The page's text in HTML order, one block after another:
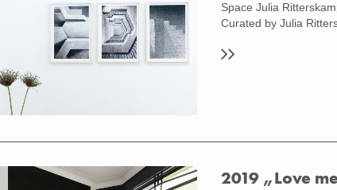
Installation View "Tobias Grewe "Wir müssen
die Welt verändern" at Haus der Architekten,
Düsseldorf (Photo: Linda Inconi)
Space Julia
Curated by Julia
2019 „Love